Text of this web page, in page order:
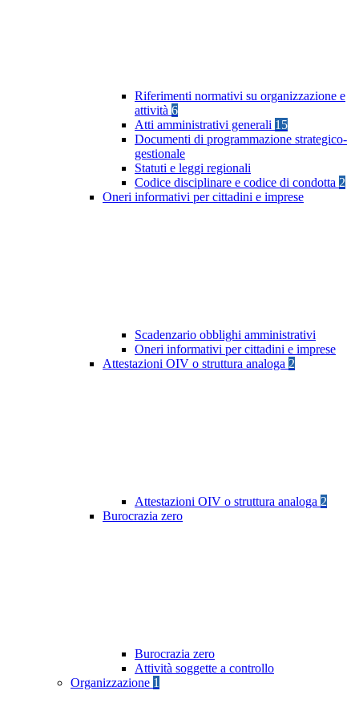
Riferimenti normativi su organizzazione e
attività 6
Atti amministrativi generali 15
Documenti di programmazione strategico-
gestionale
Statuti e leggi regionali
Codice disciplinare e codice di condotta 2
Oneri informativi per cittadini e imprese
Scadenzario obblighi amministrativi
Oneri informativi per cittadini e imprese
Attestazioni OIV o struttura analoga 2
Attestazioni OIV o struttura analoga 2
Burocrazia zero
Burocrazia zero
Attività soggette a controllo
Organizzazione 1